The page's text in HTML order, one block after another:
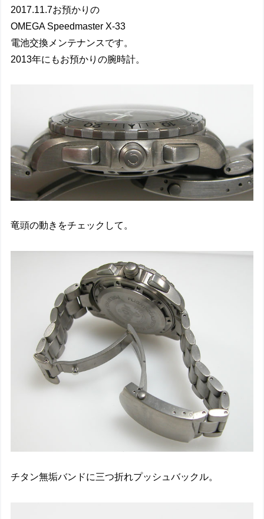
2017.11.7お預かりの
OMEGA Speedmaster X-33
電池交換メンテナンスです。
2013年にもお預かりの腕時計。
竜頭の動きをチェックして。
チタン無垢バンドに三つ折れプッシュバックル。